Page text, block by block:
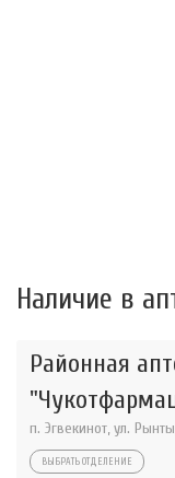
Наличие в
Районная
п. Эгвекинот, ул.
ВЫБРАТЬ ОТДЕЛЕНИЕ